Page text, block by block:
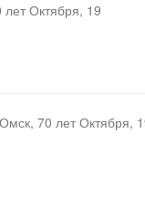
лет Октября, 19
70 лет Октября,